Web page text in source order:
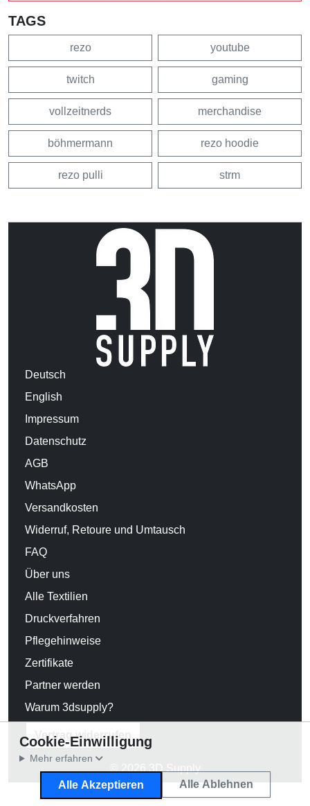
TAGS
rezo youtube
twitch gaming
vollzeitnerds merchandise
böhmermann rezo hoodie
rezo pulli strm
Deutsch
English
Impressum
Datenschutz
AGB
WhatsApp
Versandkosten
Widerruf, Retoure und Umtausch
FAQ
Über uns
Alle Textilien
Druckverfahren
Pflegehinweise
Zertifikate
Partner werden
Warum 3dsupply?
Vertrag widerrufen
© 2026 3D Supply
Cookie-Einwilligung
Mehr erfahren
Alle Akzeptieren Alle Ablehnen